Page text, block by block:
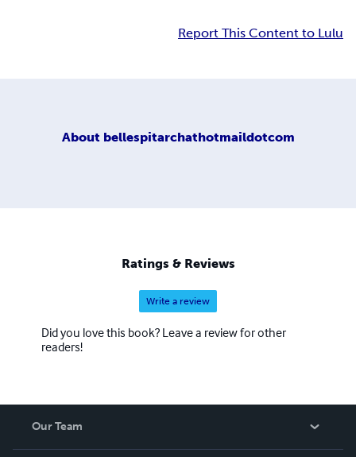
Report This Content to Lulu
About bellespitarchathotmaildotcom
Ratings & Reviews
Write a review
Did you love this book? Leave a review for other
readers!
Our Team